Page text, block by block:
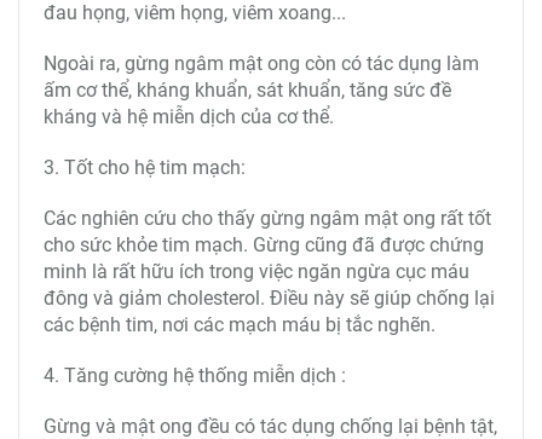
đau họng, viêm họng, viêm xoang...
Ngoài ra, gừng ngâm mật ong còn có tác dụng làm
ấm cơ thể, kháng khuẩn, sát khuẩn, tăng sức đề
kháng và hệ miễn dịch của cơ thể.
3. Tốt cho hệ tim mạch:
Các nghiên cứu cho thấy gừng ngâm mật ong rất tốt
cho sức khỏe tim mạch. Gừng cũng đã được chứng
minh là rất hữu ích trong việc ngăn ngừa cục máu
đông và giảm cholesterol. Điều này sẽ giúp chống lại
các bệnh tim, nơi các mạch máu bị tắc nghẽn.
4. Tăng cường hệ thống miễn dịch :
Gừng và mật ong đều có tác dụng chống lại bệnh tật,